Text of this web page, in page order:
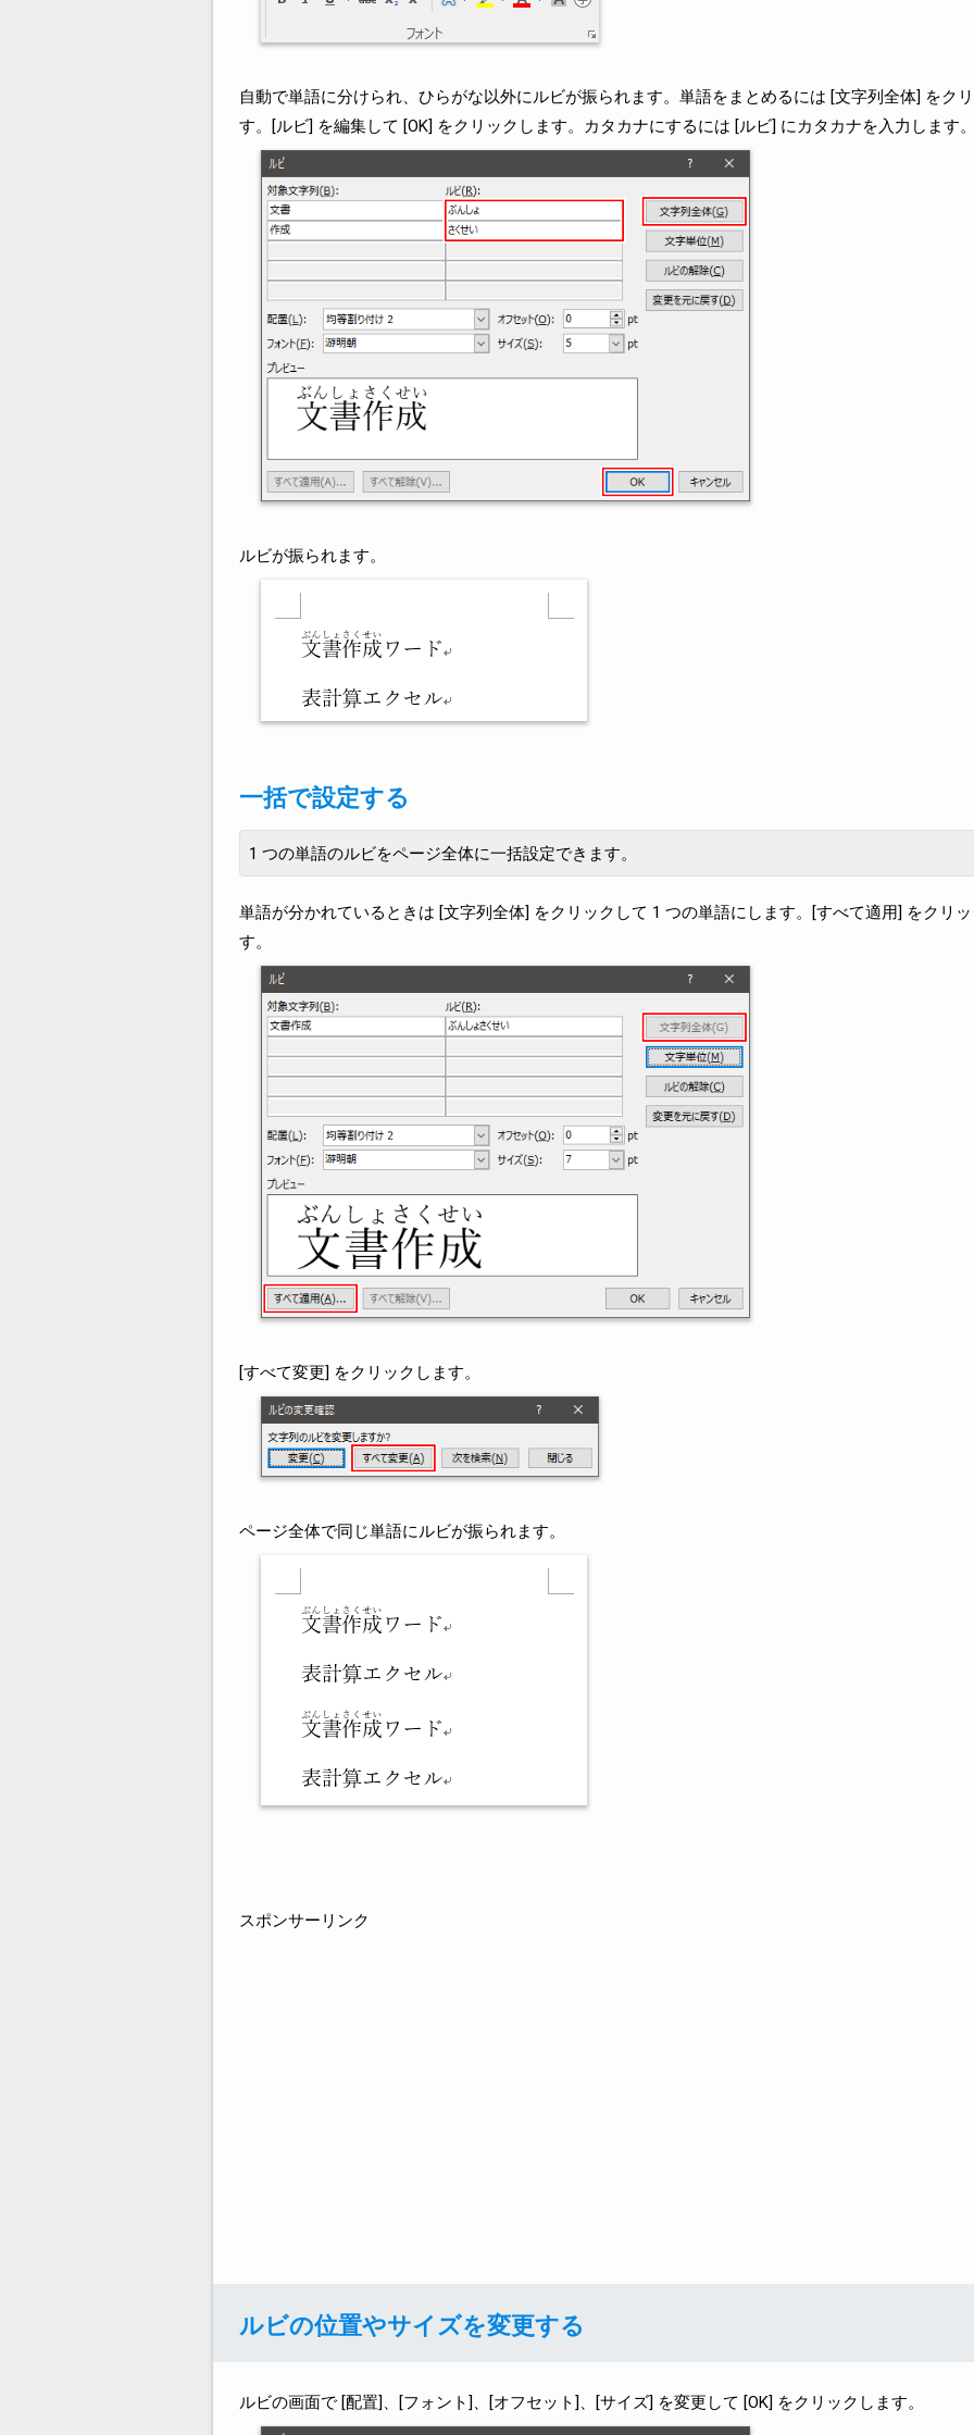
自動で単語に分けられ、ひらがな以外にルビが振られます。単語をまとめるには [文字列全体] をク
す。[ルビ] を編集して [OK] をクリックします。カタカナにするには [ルビ] にカタカナを入力します
ルビが振られます。
一括で設定する
1 つの単語のルビをページ全体に一括設定できます。
単語が分かれているときは [文字列全体] をクリックして 1 つの単語にします。[すべて適用] をクリ
す。
[すべて変更] をクリックします。
ページ全体で同じ単語にルビが振られます。
スポンサーリンク
ルビの位置やサイズを変更する
ルビの画面で [配置]、[フォント]、[オフセット]、[サイズ] を変更して [OK] をクリックします。